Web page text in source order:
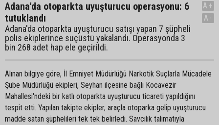
Adana'da otoparkta uyuşturucu operasyonu: 6
tutuklandı
Adana'da otoparkta uyuşturucu satışı yapan 7 şüpheli
polis ekiplerince suçüstü yakalandı. Operasyonda 3
bin 268 adet hap ele geçirildi.
A+
A-
Alınan bilgiye göre, İl Emniyet Müdürlüğü Narkotik Suçlarla Mücadele
Şube Müdürlüğü ekipleri, Seyhan ilçesine bağlı Kocavezir
Mahallesi'ndeki bir katlı otoparkta uyuşturucu ticareti yapıldığını
tespit etti. Yapılan takipte ekipler, araçla otoparka gelip uyuşturucu
madde satan şüphelileri tek tek belirledi. Savcılık talimatıyla